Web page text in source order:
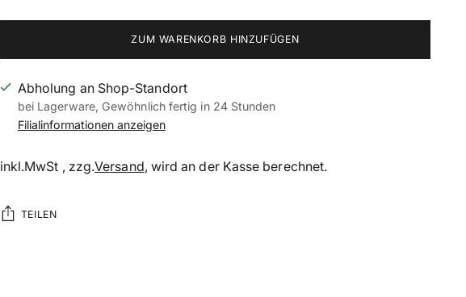
ZUM WARENKORB HINZUFÜGEN
Abholung an Shop-Standort
bei Lagerware, Gewöhnlich fertig in 24 Stunden
Filialinformationen anzeigen
inkl.MwSt , zzg.Versand, wird an der Kasse berechnet.
TEILEN